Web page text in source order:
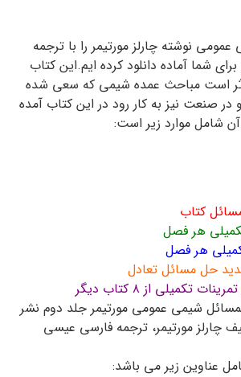
نوشته چارلز مورتیمر را با ترجمه
شما آماده دانلود کرده ایم.این کتاب
است مباحث عمده شیمی که سعی شده
صنعت نیز به کار رود در این کتاب آمده
شامل موارد زیر است:
کتاب
هر فصل
هر فصل
حل مسائل تعادل
تکمیلی از ۸ کتاب دیگر
شیمی عمومی مورتیمر جلد دوم نشر
چارلز مورتیمر، ترجمه فارسی عیسی